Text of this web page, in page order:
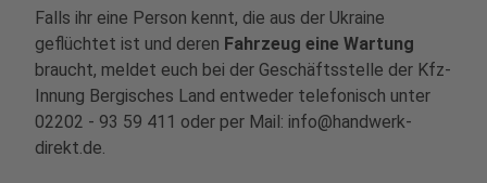
Falls ihr eine Person kennt, die aus der Ukraine
geflüchtet ist und deren Fahrzeug eine Wartung
braucht, meldet euch bei der Geschäftsstelle der Kfz-
Innung Bergisches Land entweder telefonisch unter
02202 - 93 59 411 oder per Mail: info@handwerk-
direkt.de.